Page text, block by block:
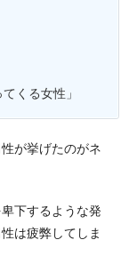
くる女性」
が挙げたのがネ
下するような発
は疲弊してしま